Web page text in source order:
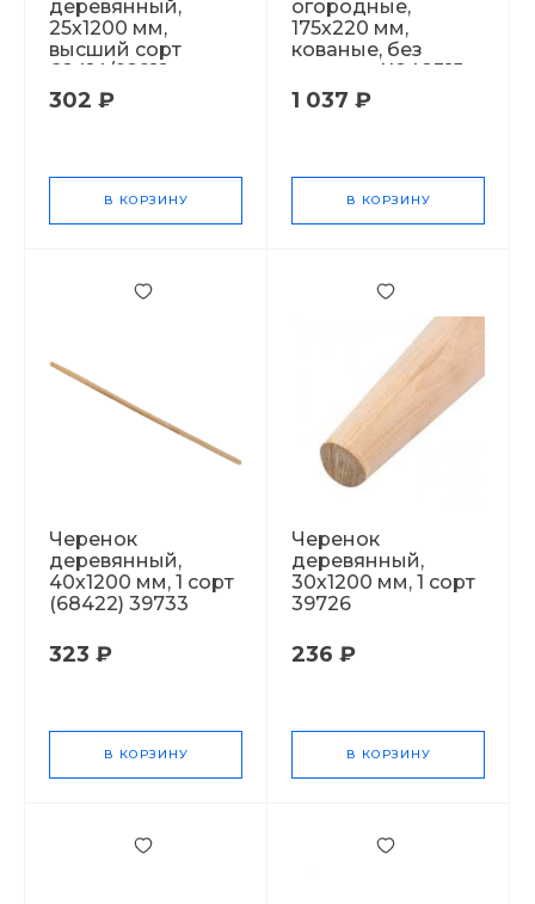
деревянный,
25х1200 мм,
высший сорт
68414/92912
302 ₽
В КОРЗИНУ
огородные,
175х220 мм,
кованые, без
черенка Х848315
1 037 ₽
В КОРЗИНУ
Черенок
деревянный,
40х1200 мм, 1 сорт
(68422) 39733
323 ₽
В КОРЗИНУ
Черенок
деревянный,
30х1200 мм, 1 сорт
39726
236 ₽
В КОРЗИНУ